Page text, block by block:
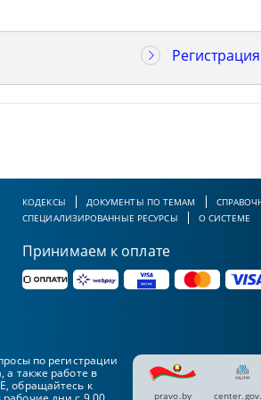
Регистрация
КОДЕКСЫ ДОКУМЕНТЫ ПО ТЕМАМ
СПЕЦИАЛИЗИРОВАННЫЕ РЕСУРСЫ
О СИСТЕМЕ
Принимаем к оплате
по регистрации
а также работе в
обращайтесь к
pravo.by